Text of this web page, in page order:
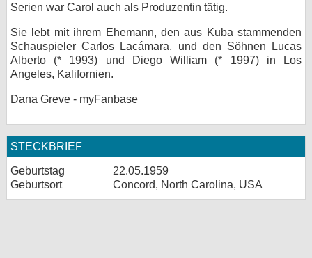
Serien war Carol auch als Produzentin tätig.
Sie lebt mit ihrem Ehemann, den aus Kuba stammenden
Schauspieler Carlos Lacámara, und den Söhnen Lucas
Alberto (* 1993) und Diego William (* 1997) in Los
Angeles, Kalifornien.
Dana Greve - myFanbase
STECKBRIEF
Geburtstag
22.05.1959
Geburtsort
Concord, North Carolina, USA
Datenschutz
Cookie-Einstellungen